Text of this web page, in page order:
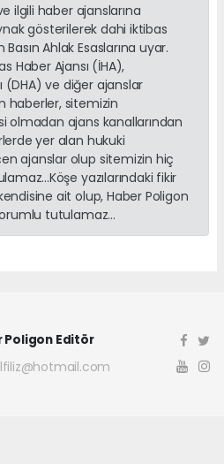
ilgili haber ajanslarına
gösterilerek dahi iktibas
Ahlak Esaslarına uyar.
Haber Ajansı (İHA),
(DHA) ve diğer ajanslar
haberler, sitemizin
olmadan ajans kanallarından
yer alan hukuki
ajanslar olup sitemizin hiç
yazılarındaki fikir
ait olup, Haber Poligon
tutulamaz...
Poligon Editör